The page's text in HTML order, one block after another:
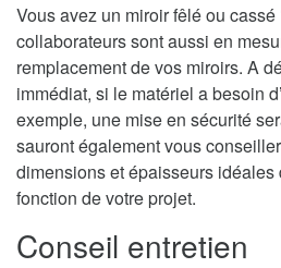
Vous avez un miroir fêlé ou
collaborateurs sont aussi en
remplacement de vos miroirs. A
immédiat, si le matériel a besoin
exemple, une mise en sécurité
sauront également vous
dimensions et épaisseurs idéales
fonction de votre projet.
Conseil entretien